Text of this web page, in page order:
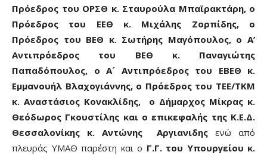
Πρόεδρος του ΟΡΣΘ κ. Σταυρούλα Μπαϊρακτάρη, ο
Πρόεδρος του ΕΕΘ κ. Μιχάλης Ζορπίδης, ο
Πρόεδρος του ΒΕΘ κ. Σωτήρης Μαγόπουλος, ο Α’
Αντιπρόεδρος του ΒΕΘ κ. Παναγιώτης
Παπαδόπουλος, ο Α´ Αντιπρόεδρος του ΕΒΕΘ κ.
Εμμανουήλ Βλαχογιάννης, ο Πρόεδρος του ΤΕΕ/ΤΚΜ
κ. Αναστάσιος Κονακλίδης, ο Δήμαρχος Μίκρας κ.
Θεόδωρος Γκουστίλης και ο επικεφαλής της Κ.Ε.Δ.
Θεσσαλονίκης κ. Αντώνης Αργιανιδης ενώ από
πλευράς ΥΜΑΘ παρέστη και ο Γ.Γ. του Υπουργείου κ.